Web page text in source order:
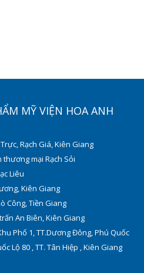
MỸ VIỆN HOA ANH
Rạch Giá, Kiên Giang
thương mại Rạch Sỏi
Liêu
Kiên Giang
Công, Tiền Giang
An Biên, Kiên Giang
Phố 1, TT.Dương Đông, Phú Quốc
Lộ 80 , TT. Tân Hiệp , Kiên Giang